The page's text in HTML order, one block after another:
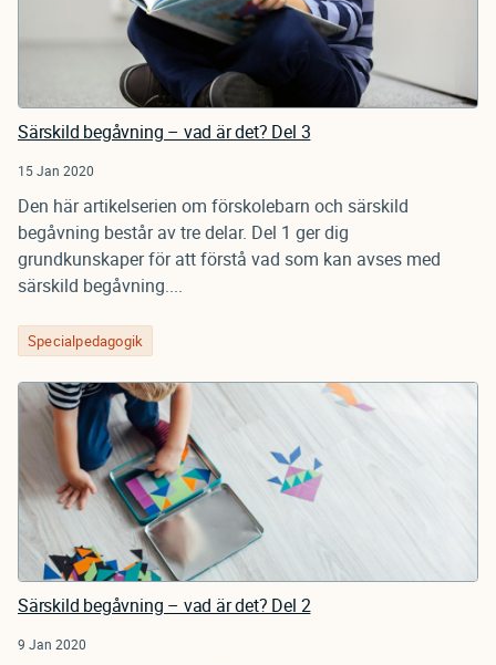
Särskild begåvning – vad är det? Del 3
15 Jan 2020
Den här artikelserien om förskolebarn och särskild
begåvning består av tre delar. Del 1 ger dig
grundkunskaper för att förstå vad som kan avses med
särskild begåvning....
Specialpedagogik
Särskild begåvning – vad är det? Del 2
9 Jan 2020